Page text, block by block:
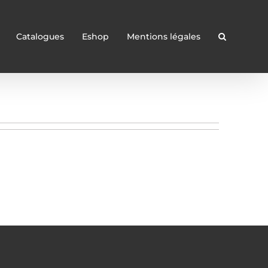
Catalogues Eshop Mentions légales